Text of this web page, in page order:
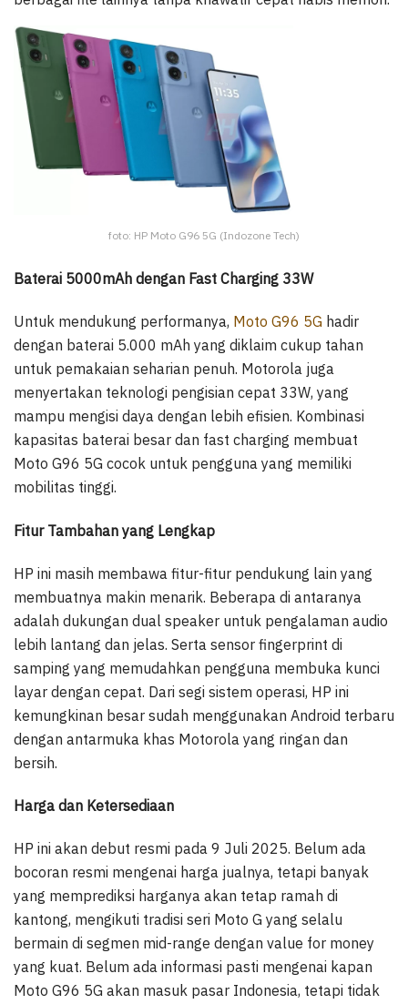
foto: HP Moto G96 5G (Indozone Tech)
Baterai 5000mAh dengan Fast Charging 33W
Untuk mendukung performanya, Moto G96 5G hadir
dengan baterai 5.000 mAh yang diklaim cukup tahan
untuk pemakaian seharian penuh. Motorola juga
menyertakan teknologi pengisian cepat 33W, yang
mampu mengisi daya dengan lebih efisien. Kombinasi
kapasitas baterai besar dan fast charging membuat
Moto G96 5G cocok untuk pengguna yang memiliki
mobilitas tinggi.
Fitur Tambahan yang Lengkap
HP ini masih membawa fitur-fitur pendukung lain yang
membuatnya makin menarik. Beberapa di antaranya
adalah dukungan dual speaker untuk pengalaman audio
lebih lantang dan jelas. Serta sensor fingerprint di
samping yang memudahkan pengguna membuka kunci
layar dengan cepat. Dari segi sistem operasi, HP ini
kemungkinan besar sudah menggunakan Android terbaru
dengan antarmuka khas Motorola yang ringan dan
bersih.
Harga dan Ketersediaan
HP ini akan debut resmi pada 9 Juli 2025. Belum ada
bocoran resmi mengenai harga jualnya, tetapi banyak
yang memprediksi harganya akan tetap ramah di
kantong, mengikuti tradisi seri Moto G yang selalu
bermain di segmen mid-range dengan value for money
yang kuat. Belum ada informasi pasti mengenai kapan
Moto G96 5G akan masuk pasar Indonesia, tetapi tidak